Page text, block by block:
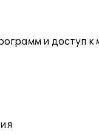
и доступ